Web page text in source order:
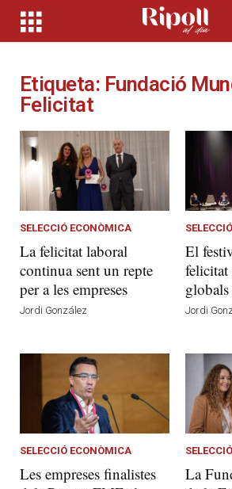
Etiqueta: Fundació
Felicitat
SELECCIÓ ECONÒMICA
La felicitat laboral
continua sent un repte
per a les empreses
Jordi González
El
Jordi
SELECCIÓ ECONÒMICA
Les empreses finalistes
La